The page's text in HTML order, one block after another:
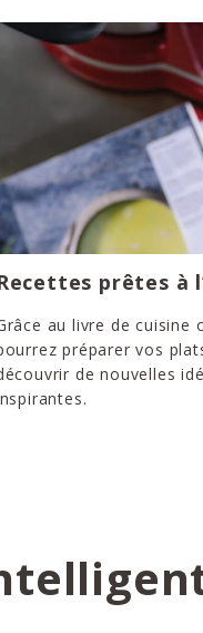
prêtes à
au livre de cuisine
préparer vos
de nouvelles